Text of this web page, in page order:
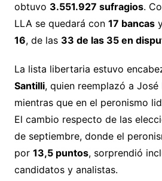
obtuvo 3.551.927 sufragios.
LLA se quedará con 17 bancas
16, de las 33 de las 35 en
La lista libertaria estuvo
Santilli, quien reemplazó a José
mientras que en el peronismo
El cambio respecto de las
de septiembre, donde el
por 13,5 puntos, sorprendió
candidatos y analistas.